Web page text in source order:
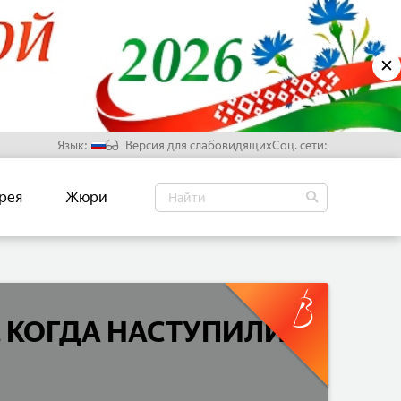
✕
Язык:
Белорусский
Версия для слабовидящихСоц. сети:
Жюри
НАСТУПИЛИ